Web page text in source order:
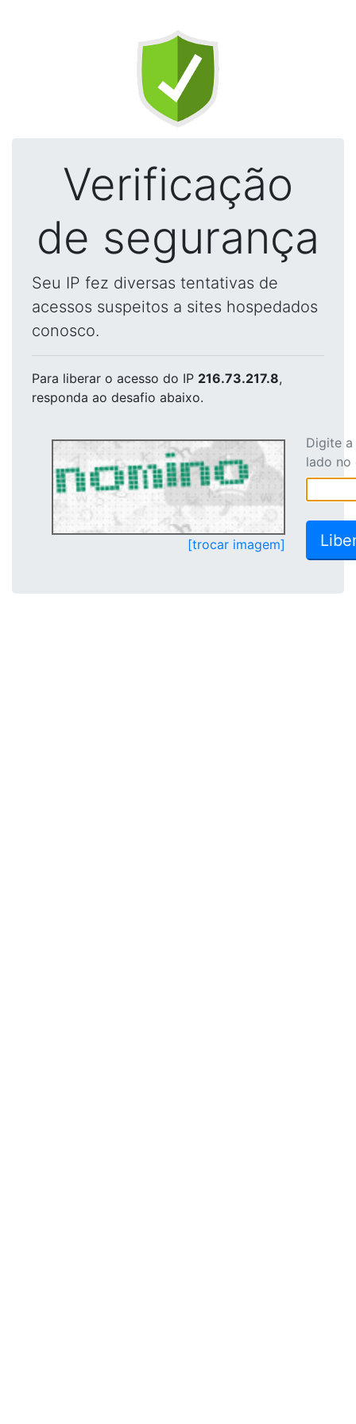
Verificação
de segurança
Seu IP fez diversas tentativas de
acessos suspeitos a sites hospedados
conosco.
Para liberar o acesso do IP 216.73.217.8,
responda ao desafio abaixo.
[trocar imagem]
Digite
lado no